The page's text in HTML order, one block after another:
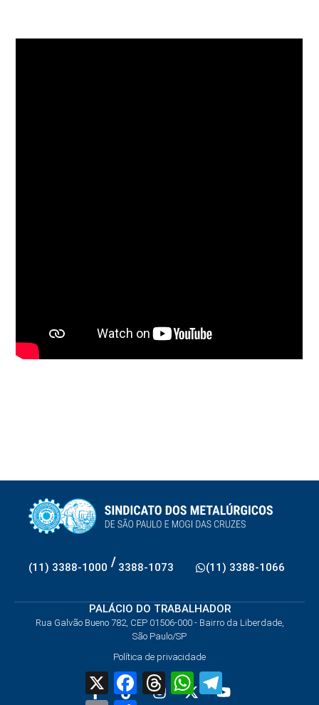
(11) 3388-1000 / 3388-1073 (11) 3388-1066
PALÁCIO DO TRABALHADOR
Rua Galvão Bueno 782, CEP 01506-000 - Bairro da Liberdade,
São Paulo/SP
Política de privacidade
X FacebookThreadsWhatsApp